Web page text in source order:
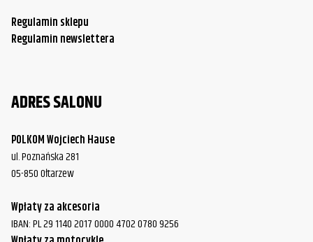
Regulamin sklepu
Regulamin newslettera
ADRES SALONU
POLKOM Wojciech Hause
ul. Poznańska 281
05-850 Ołtarzew
Wpłaty za akcesoria
IBAN: PL 29 1140 2017 0000 4702 0780 9256